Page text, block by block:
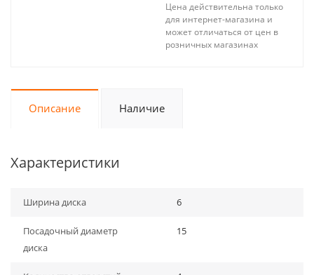
Цена действительна только
для интернет-магазина и
может отличаться от цен в
розничных магазинах
Описание Наличие
Характеристики
Ширина диска 6
Посадочный диаметр
диска
15